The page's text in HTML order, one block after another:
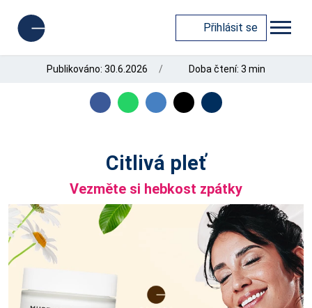
Přihlásit se
Publikováno: 30.6.2026 Doba čtení: 3 min
Citlivá pleť
Vezměte si hebkost zpátky